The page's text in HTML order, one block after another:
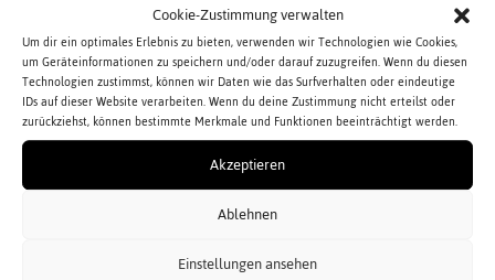
Cookie-Zustimmung verwalten
Um dir ein optimales Erlebnis zu bieten, verwenden wir Technologien wie Cookies,
um Geräteinformationen zu speichern und/oder darauf zuzugreifen. Wenn du diesen
Technologien zustimmst, können wir Daten wie das Surfverhalten oder eindeutige
IDs auf dieser Website verarbeiten. Wenn du deine Zustimmung nicht erteilst oder
zurückziehst, können bestimmte Merkmale und Funktionen beeinträchtigt werden.
Akzeptieren
Ablehnen
Einstellungen ansehen